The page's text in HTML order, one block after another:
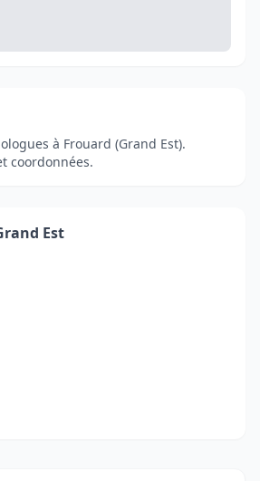
à Frouard (Grand Est).
coordonnées.
Est